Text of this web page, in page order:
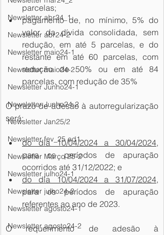
Newsletter abr24_1
Newsletter abr24-2
Newsletter maio24-1
Newsletter maio24-2
Newsletter Junho24-1
Newsletter Junho24-2
Newsletter Jan25/2
Newsletter fev_25 ed1
Newsletter Março 25-2
Newsletter julho24-1
Newsletter julho24-2
Newsletter agosto24-1
Newsletter agosto24-2
parcelas;
pagamento de, no mínimo, 5% do
valor da dívida consolidada, sem
redução, em até 5 parcelas, e do
restante em até 60 parcelas, com
redução de 50% ou em até 84
parcelas, com redução de 35%
O prazo de adesão à autorregularização
será:
do dia 10/04/2024 a 30/04/2024,
para os períodos de apuração
ocorridos até 31/12/2022; e
do dia 10/04/2024 a 31/07/2024,
para os períodos de apuração
referentes ao ano de 2023.
O requerimento de adesão à